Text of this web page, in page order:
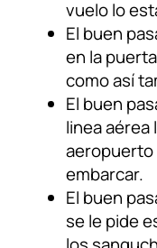
vuelo lo
El buen
en la
como así
El buen
linea aérea
aeropuerto
embarcar.
El buen
se le pide